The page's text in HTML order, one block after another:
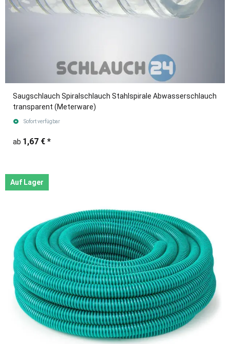
Saugschlauch Spiralschlauch Stahlspirale Abwasserschlauch
transparent (Meterware)
Sofort verfügbar
ab 1,67 € *
Auf Lager